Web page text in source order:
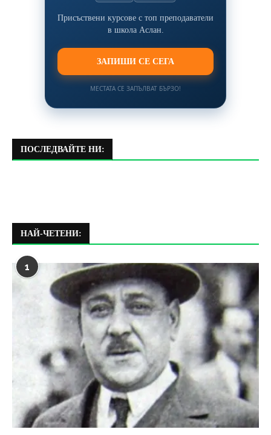
Присъствени курсове с топ преподаватели
в школа Аслан.
ЗАПИШИ СЕ СЕГА
МЕСТАТА СЕ ЗАПЪЛВАТ БЪРЗО!
ПОСЛЕДВАЙТЕ НИ:
НАЙ-ЧЕТЕНИ:
1